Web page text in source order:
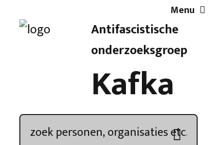
Antifascistische
onderzoeksgroep
Kafka
Menu
Artikelen
Demonstratieoverzicht
Kroniek